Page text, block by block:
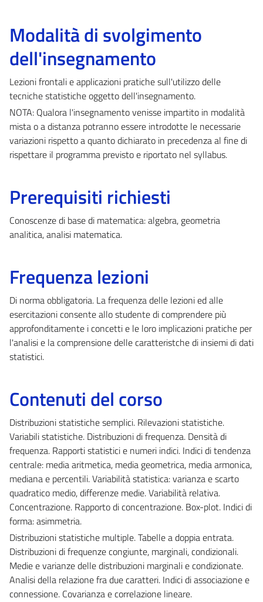
Modalità di svolgimento
dell'insegnamento
Lezioni frontali e applicazioni pratiche sull'utilizzo delle
tecniche statistiche oggetto dell'insegnamento.
NOTA: Qualora l'insegnamento venisse impartito in modalità
mista o a distanza potranno essere introdotte le necessarie
variazioni rispetto a quanto dichiarato in precedenza al fine di
rispettare il programma previsto e riportato nel syllabus.
Prerequisiti richiesti
Conoscenze di base di matematica: algebra, geometria
analitica, analisi matematica.
Frequenza lezioni
Di norma obbligatoria. La frequenza delle lezioni ed alle
esercitazioni consente allo studente di comprendere più
approfonditamente i concetti e le loro implicazioni pratiche per
l'analisi e la comprensione delle caratteristche di insiemi di dati
statistici.
Contenuti del corso
Distribuzioni statistiche semplici. Rilevazioni statistiche.
Variabili statistiche. Distribuzioni di frequenza. Densità di
frequenza. Rapporti statistici e numeri indici. Indici di tendenza
centrale: media aritmetica, media geometrica, media armonica,
mediana e percentili. Variabilità statistica: varianza e scarto
quadratico medio, differenze medie. Variabilità relativa.
Concentrazione. Rapporto di concentrazione. Box-plot. Indici di
forma: asimmetria.
Distribuzioni statistiche multiple. Tabelle a doppia entrata.
Distribuzioni di frequenze congiunte, marginali, condizionali.
Medie e varianze delle distribuzioni marginali e condizionate.
Analisi della relazione fra due caratteri. Indici di associazione e
connessione. Covarianza e correlazione lineare.